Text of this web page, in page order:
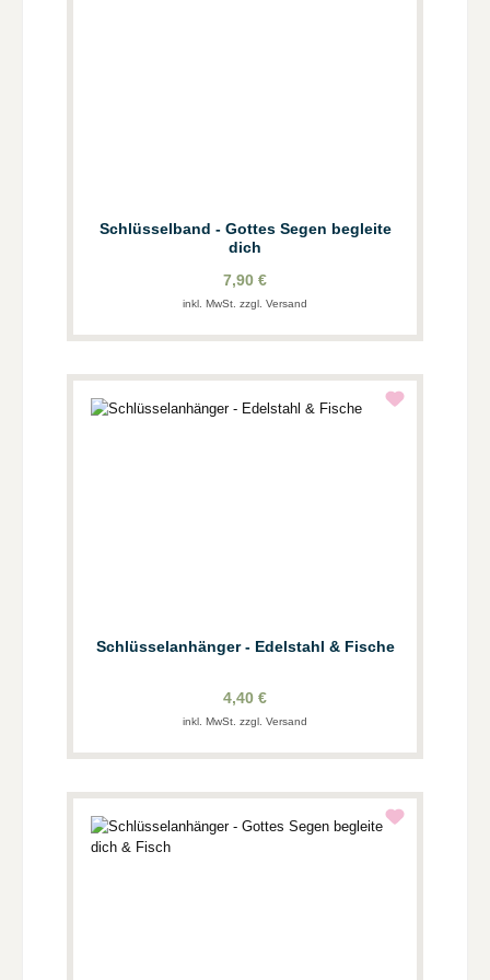
Schlüsselband - Gottes Segen begleite
dich
7,90 €
inkl. MwSt. zzgl. Versand
Schlüsselanhänger - Edelstahl & Fische
4,40 €
inkl. MwSt. zzgl. Versand